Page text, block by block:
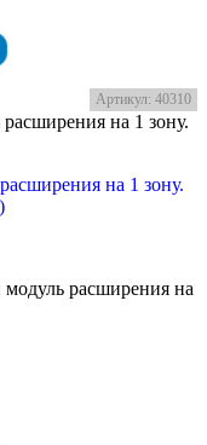
Артикул: 40310
на 1 зону.
расширения на